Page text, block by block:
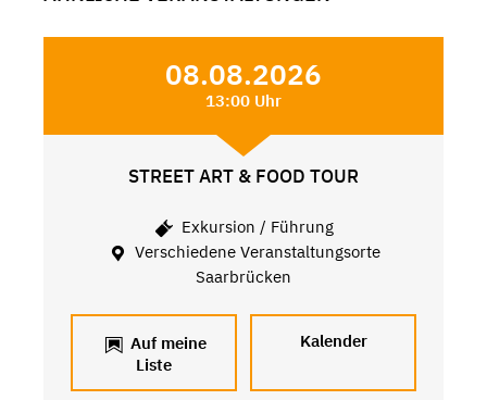
08.08.2026
13:00 Uhr
STREET ART & FOOD TOUR
Exkursion / Führung
Verschiedene Veranstaltungsorte
Saarbrücken
Auf meine
Liste
Kalender